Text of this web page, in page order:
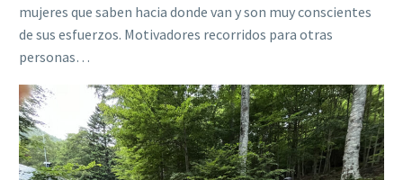
mujeres que saben hacia donde van y son muy conscientes
de sus esfuerzos. Motivadores recorridos para otras
personas…